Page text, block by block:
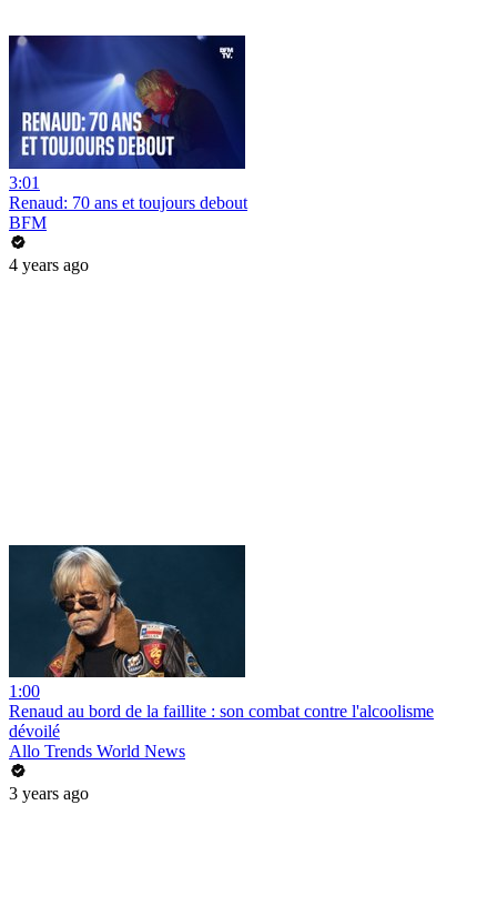
3:01
Renaud: 70 ans et toujours debout
BFM
4 years ago
1:00
Renaud au bord de la faillite : son combat contre l'alcoolisme
dévoilé
Allo Trends World News
3 years ago